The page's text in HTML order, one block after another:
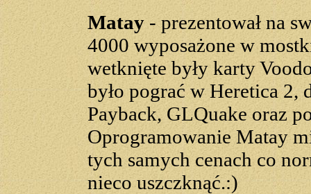
Matay- prezentował na
4000 wyposażone w
wetknięte były karty
było pograć w Heretica 2,
Payback, GLQuake oraz
Oprogramowanie Matay
tych samych cenach co
nieco uszczknąć.:)